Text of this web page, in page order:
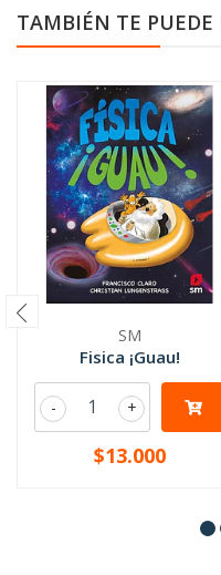
TAMBIÉN TE PUEDE
SM
Fisica ¡Guau!
+
-
$13.000